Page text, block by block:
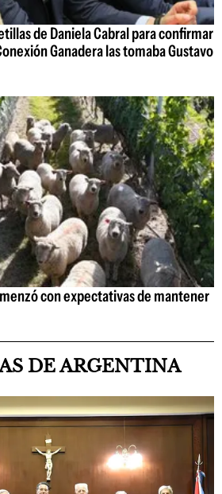
de Daniela Cabral para confirmar
Ganadera las tomaba Gustavo
con expectativas de mantener
DE ARGENTINA